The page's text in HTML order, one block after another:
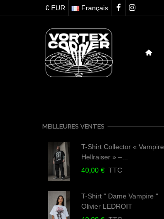
€ EUR Français
MEILLEURES VENTES
T-Shirt Collector « Vampire
Hellraiser » –...
40,00 € TTC
T-Shirt " Dame Vampire "
Olivier LEDROIT